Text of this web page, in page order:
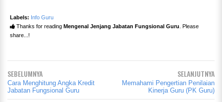
Labels: Info Guru
Thanks for reading Mengenal Jenjang Jabatan Fungsional Guru . Please
share...!
SEBELUMNYA
Cara Menghitung Angka Kredit
Jabatan Fungsional Guru
SELANJUTNYA
Memahami Pengertian Penilaian
Kinerja Guru (PK Guru)